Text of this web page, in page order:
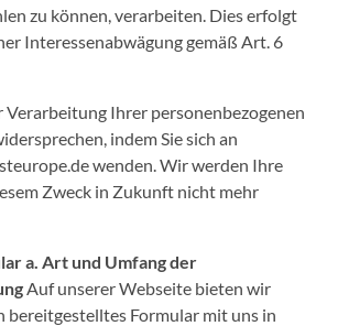
zu können, verarbeiten. Dies erfolgt
Interessenabwägung gemäß Art. 6
Verarbeitung Ihrer personenbezogenen
indem Sie sich an
wenden. Wir werden Ihre
Zweck in Zukunft nicht mehr
a. Art und Umfang der
Auf unserer Webseite bieten wir
bereitgestelltes Formular mit uns in